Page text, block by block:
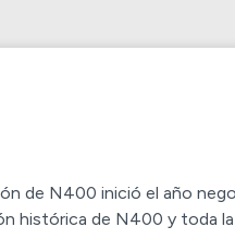
de N400 inició el año
histórica de N400 y toda